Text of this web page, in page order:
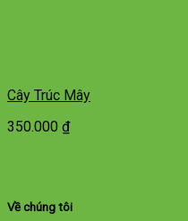
Cây Trúc Mây
350.000 ₫
Về chúng tôi